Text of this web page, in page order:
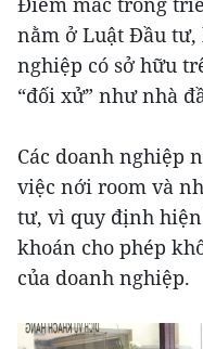
nằm ở Luật Đầu
nghiệp có sở hữu
“đối xử” như nhà
Các doanh nghiệp
việc nới room và
tư, vì quy định
khoán cho phép
của doanh nghiệp.